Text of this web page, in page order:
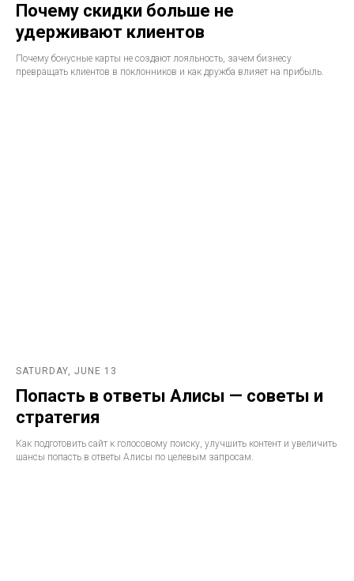
Почему скидки больше не
удерживают клиентов
Почему бонусные карты не создают лояльность, зачем бизнесу
превращать клиентов в поклонников и как дружба влияет на прибыль.
SATURDAY, JUNE 13
Попасть в ответы Алисы — советы и
стратегия
Как подготовить сайт к голосовому поиску, улучшить контент и увеличить
шансы попасть в ответы Алисы по целевым запросам.